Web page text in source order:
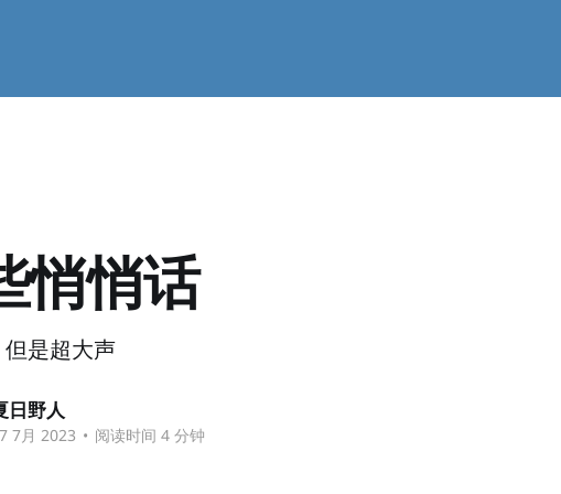
悄悄话
是超大声
日野人
7月 2023 • 阅读时间 4 分钟